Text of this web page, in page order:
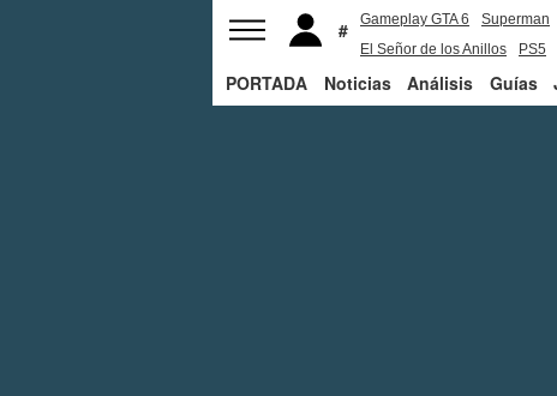
Gameplay GTA 6
Superman
El Señor de los Anillos
PS5
PORTADA Noticias Análisis Guías